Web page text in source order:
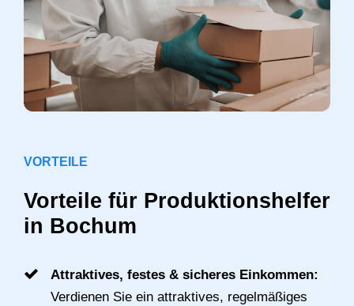
VORTEILE
Vorteile für Produktionshelfer
in Bochum
Attraktives, festes & sicheres Einkommen:
Verdienen Sie ein attraktives, regelmäßiges